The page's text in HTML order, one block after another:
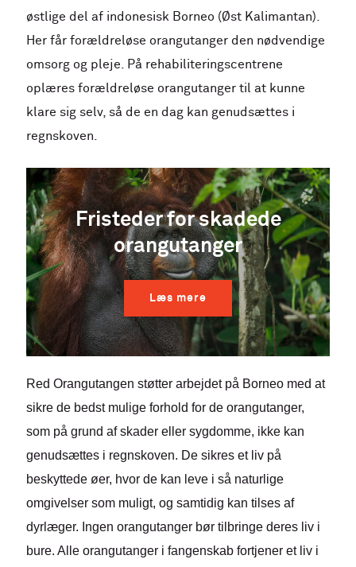
østlige del af indonesisk Borneo (Øst Kalimantan).
Her får forældreløse orangutanger den nødvendige
omsorg og pleje. På rehabiliteringscentrene
oplæres forældreløse orangutanger til at kunne
klare sig selv, så de en dag kan genudsættes i
regnskoven.
Fristeder for skadede
orangutanger
Læs mere
Red Orangutangen støtter arbejdet på Borneo med at
sikre de bedst mulige forhold for de orangutanger,
som på grund af skader eller sygdomme, ikke kan
genudsættes i regnskoven. De sikres et liv på
beskyttede øer, hvor de kan leve i så naturlige
omgivelser som muligt, og samtidig kan tilses af
dyrlæger. Ingen orangutanger bør tilbringe deres liv i
bure. Alle orangutanger i fangenskab fortjener et liv i